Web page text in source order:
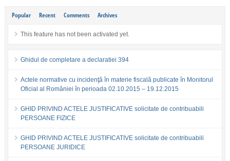
Popular Recent Comments Archives
This feature has not been activated yet.
Ghidul de completare a declaratiei 394
Actele normative cu incidenţă în materie fiscală publicate în Monitorul
Oficial al României în perioada 02.10.2015 – 19.12.2015
GHID PRIVIND ACTELE JUSTIFICATIVE solicitate de contribuabili
PERSOANE FIZICE
GHID PRIVIND ACTELE JUSTIFICATIVE solicitate de contribuabili
PERSOANE JURIDICE